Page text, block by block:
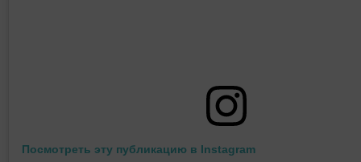
Посмотреть эту публикацию в Instagram